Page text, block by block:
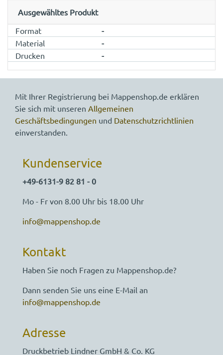
Ausgewähltes Produkt
Format
-
Material
-
Drucken
-
Mit Ihrer Registrierung bei Mappenshop.de erklären
Sie sich mit unseren Allgemeinen
Geschäftsbedingungen und Datenschutzrichtlinien
einverstanden.
Kundenservice
+49-6131-9 82 81 - 0
Mo - Fr von 8.00 Uhr bis 18.00 Uhr
info@mappenshop.de
Kontakt
Haben Sie noch Fragen zu Mappenshop.de?
Dann senden Sie uns eine E-Mail an
info@mappenshop.de
Adresse
Druckbetrieb Lindner GmbH & Co. KG